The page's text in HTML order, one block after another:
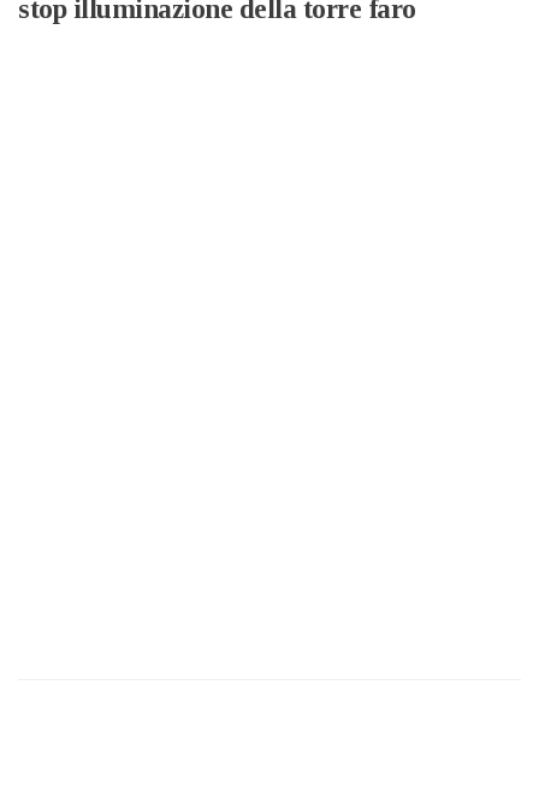
stop illuminazione della torre faro